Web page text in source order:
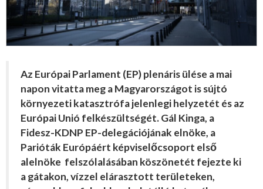
Az Európai Parlament (EP) plenáris ülése a mai
napon vitatta meg a Magyarországot is sújtó
környezeti katasztrófa jelenlegi helyzetét és az
Európai Unió felkészültségét. Gál Kinga, a
Fidesz-KDNP EP-delegációjának elnöke, a
Parióták Európáért képviselőcsoport első
alelnöke felszólalásában köszönetét fejezte ki
a gátakon, vízzel elárasztott területeken,